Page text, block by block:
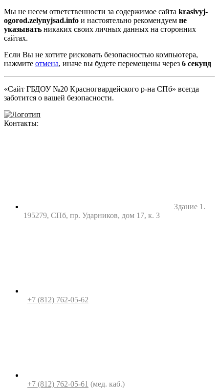
Мы не несем ответственности за содержимое сайта krasivyj-
ogorod.zelynyjsad.info и настоятельно рекомендуем не
указывать никаких своих личных данных на сторонних
сайтах.
Если Вы не хотите рисковать безопасностью компьютера,
нажмите отмена, иначе вы будете перемещены через 5 секунд
«Сайт ГБДОУ №20 Красногвардейского р-на СПб» всегда
заботится о вашей безопасности.
Контакты:
Здание 1.
195279, СПб, пр. Ударников, дом 17, к. 3
+7 (812) 762-05-62
+7 (812) 762-05-61 (мед. каб.)